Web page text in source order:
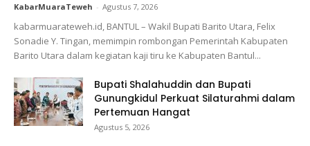
KabarMuaraTeweh - Agustus 7, 2026
kabarmuarateweh.id, BANTUL – Wakil Bupati Barito Utara, Felix
Sonadie Y. Tingan, memimpin rombongan Pemerintah Kabupaten
Barito Utara dalam kegiatan kaji tiru ke Kabupaten Bantul...
Bupati Shalahuddin dan Bupati
Gunungkidul Perkuat Silaturahmi dalam
Pertemuan Hangat
Agustus 5, 2026